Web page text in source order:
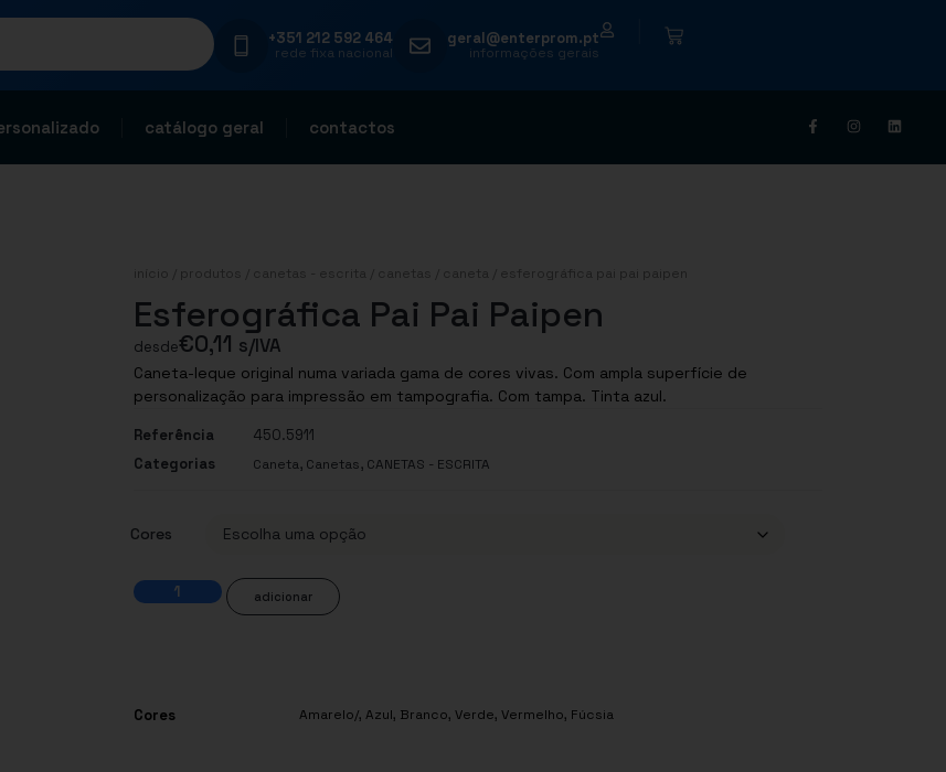
+351 212 592 464
rede fixa nacional
geral@enterprom.pt
informações gerais
catálogo geral contactos
início produtos canetas - escrita canetas caneta / esferográfica pai pai paipen
Esferográfica Pai Pai Paipen
desde€0,11 s/IVA
Caneta-leque original numa variada gama de cores vivas. Com ampla superfície de
personalização para impressão em tampografia. Com tampa. Tinta azul.
Referência
450.5911
Categorias
Caneta, Canetas, CANETAS - ESCRITA
Cores
adicionar
Cores Amarelo/, Azul, Branco, Verde, Vermelho, Fúcsia